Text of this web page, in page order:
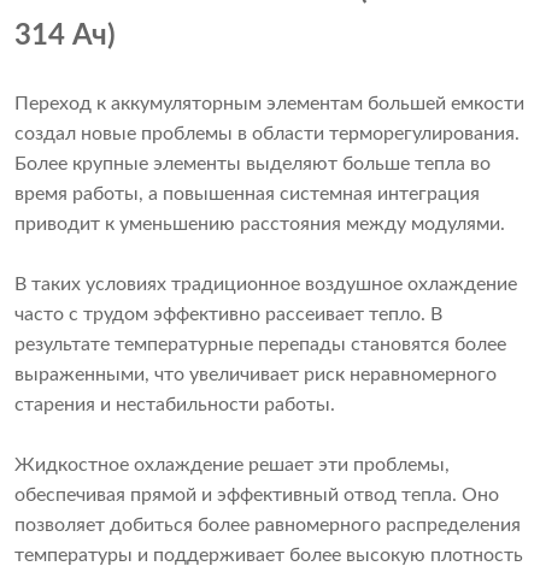
314 Ач)
Переход к аккумуляторным элементам большей емкости
создал новые проблемы в области терморегулирования.
Более крупные элементы выделяют больше тепла во
время работы, а повышенная системная интеграция
приводит к уменьшению расстояния между модулями.
В таких условиях традиционное воздушное охлаждение
часто с трудом эффективно рассеивает тепло. В
результате температурные перепады становятся более
выраженными, что увеличивает риск неравномерного
старения и нестабильности работы.
Жидкостное охлаждение решает эти проблемы,
обеспечивая прямой и эффективный отвод тепла. Оно
позволяет добиться более равномерного распределения
температуры и поддерживает более высокую плотность